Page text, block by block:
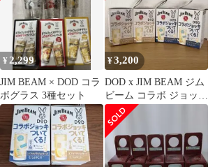
¥ 2,299
JIM BEAM × DOD コラ
ボグラス 3種セット
¥3,200
DOD x JIM BEAM ジム
ビーム コラボ ジョッキ
4個セット